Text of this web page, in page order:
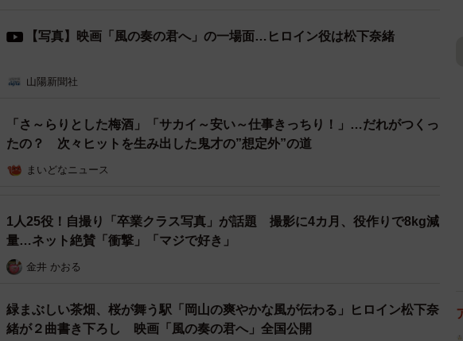
【写真】映画「風の奏の君へ」の一場面…ヒロイン役は松下奈緒
山陽新聞社
「さ～らりとした梅酒」「サカイ～安い～仕事きっちり！」…だれがつくっ
たの？ 次々ヒットを生み出した鬼才の”想定外”の道
まいどなニュース
1人25役！自撮り「卒業クラス写真」が話題 撮影に4カ月、役作りで8kg減
量…ネット絶賛「衝撃」「マジで好き」
金井 かおる
緑まぶしい茶畑、桜が舞う駅「岡山の爽やかな風が伝わる」ヒロイン松下奈
緒が２曲書き下ろし 映画「風の奏の君へ」全国公開